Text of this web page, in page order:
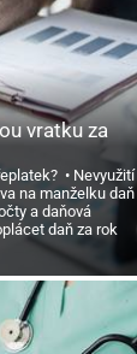
vratku za
Nevyužití
na manželku daň
a daňová
daň za rok